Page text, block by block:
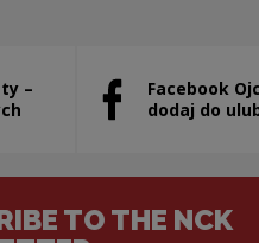
–
a new window
Facebook
dodaj do
Note, the link will
TO THE NCK